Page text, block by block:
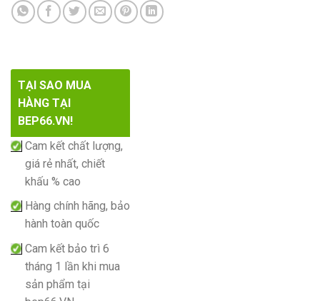
TẠI SAO MUA
HÀNG TẠI
BEP66.VN!
Cam kết chất lượng,
giá rẻ nhất, chiết
khấu % cao
Hàng chính hãng, bảo
hành toàn quốc
Cam kết bảo trì 6
tháng 1 lần khi mua
sản phẩm tại